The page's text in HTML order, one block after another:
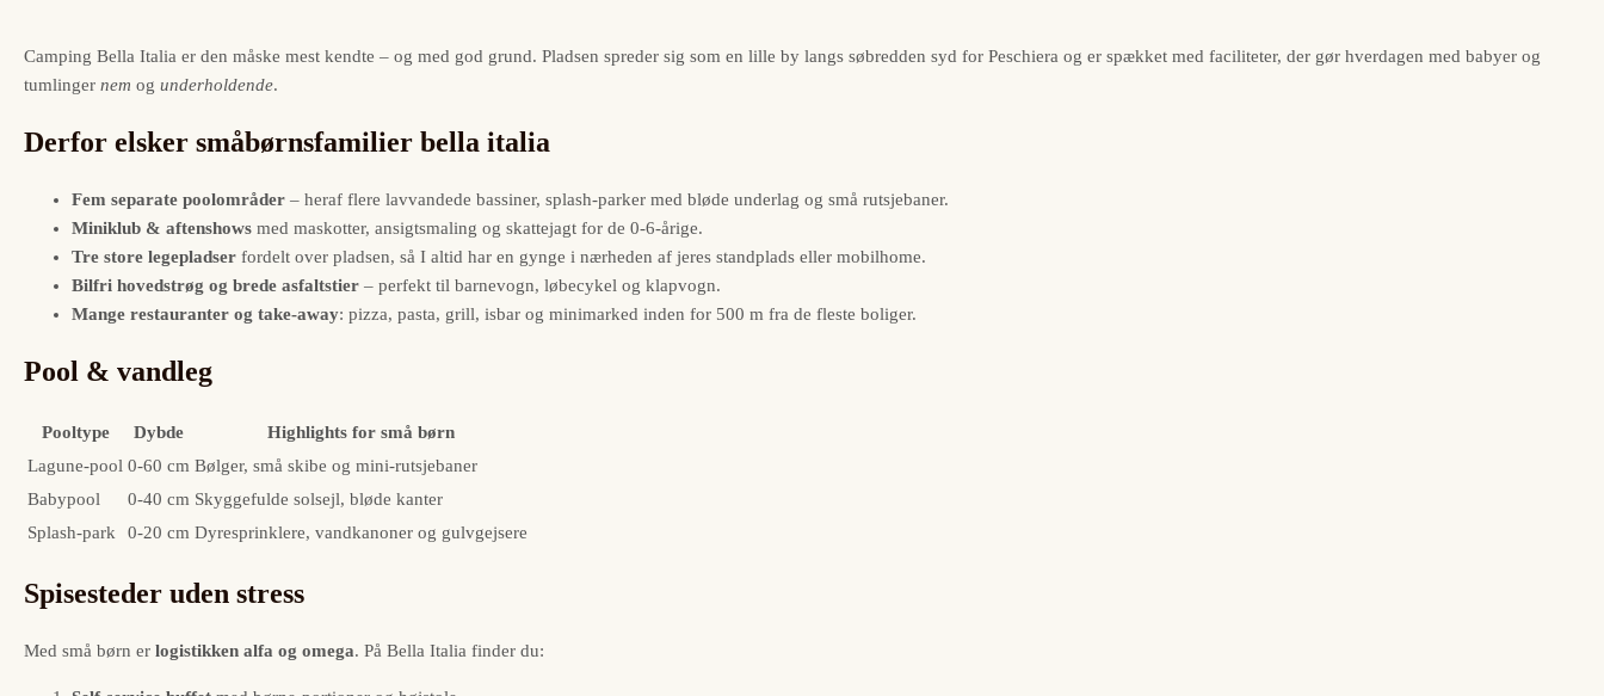
Camping Bella Italia er den måske mest kendte – og med god grund. Pladsen spreder sig som en lille by langs søbredden syd for Peschiera og er spækket med faciliteter, der gør hverdagen med babyer og
tumlinger nem og underholdende.
Derfor elsker småbørnsfamilier bella italia
Fem separate poolområder – heraf flere lavvandede bassiner, splash-parker med bløde underlag og små rutsjebaner.
Miniklub & aftenshows med maskotter, ansigtsmaling og skattejagt for de 0-6-årige.
Tre store legepladser fordelt over pladsen, så I altid har en gynge i nærheden af jeres standplads eller mobilhome.
Bilfri hovedstrøg og brede asfaltstier – perfekt til barnevogn, løbecykel og klapvogn.
Mange restauranter og take-away: pizza, pasta, grill, isbar og minimarked inden for 500 m fra de fleste boliger.
Pool & vandleg
Pooltype Dybde
Highlights for små børn
Lagune-pool 0-60 cm Bølger, små skibe og mini-rutsjebaner
Babypool
0-40 cm Skyggefulde solsejl, bløde kanter
Splash-park
0-20 cm Dyresprinklere, vandkanoner og gulvgejsere
Spisesteder uden stress
Med små børn er logistikken alfa og omega. På Bella Italia finder du: